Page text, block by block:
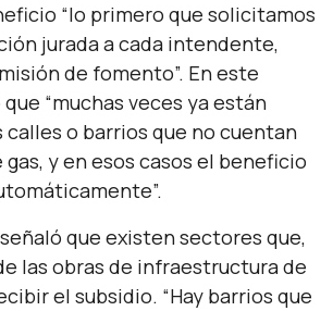
“lo primero que solicitamos
jurada a cada intendente,
de fomento”. En este
“muchas veces ya están
o barrios que no cuentan
y en esos casos el beneficio
”.
que existen sectores que,
las obras de infraestructura de
el subsidio. “Hay barrios que